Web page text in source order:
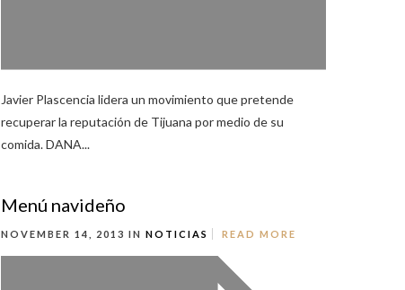
Javier Plascencia lidera un movimiento que pretende
recuperar la reputación de Tijuana por medio de su
comida. DANA...
Menú navideño
NOVEMBER 14, 2013 IN NOTICIAS READ MORE